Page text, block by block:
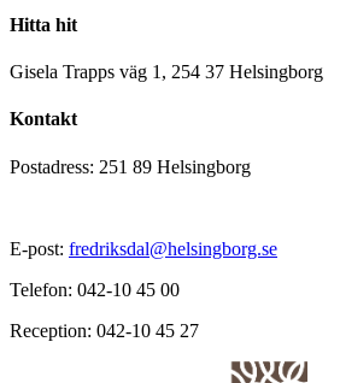
Hitta hit
Gisela Trapps väg 1, 254 37 Helsingborg
Kontakt
Postadress: 251 89 Helsingborg
E-post: fredriksdal@helsingborg.se
Telefon: 042-10 45 00
Reception: 042-10 45 27